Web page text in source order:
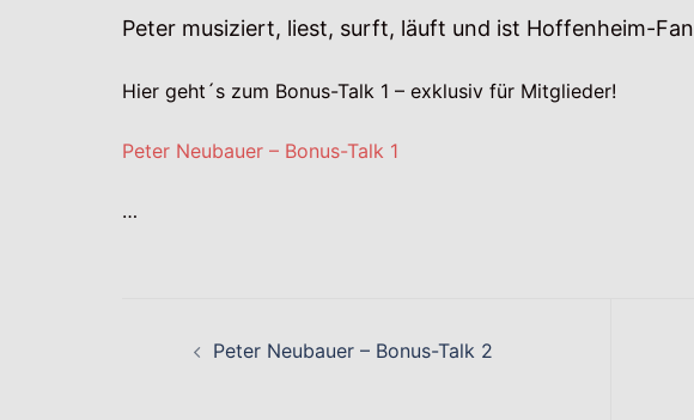
Peter musiziert, liest, surft, läuft und ist Hoffenheim-Fan
Hier geht´s zum Bonus-Talk 1 – exklusiv für Mitglieder!
Peter Neubauer – Bonus-Talk 1
…
Peter Neubauer – Bonus-Talk 2